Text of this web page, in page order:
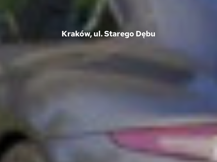
Kraków, ul. Starego Dębu